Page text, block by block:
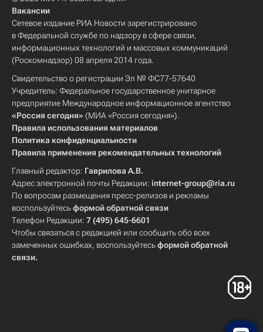
Вакансии
Сетевое издание РИА Новости зарегистрировано
в Федеральной службе по надзору в сфере связи,
информационных технологий и массовых коммуникаций
(Роскомнадзор) 08 апреля 2014 года.
Свидетельство о регистрации Эл № ФС77-57640
Учредитель: Федеральное государственное унитарное
предприятие Международное информационное агентство
«Россия сегодня» (МИА «Россия сегодня»).
Правила использования материалов
Политика конфиденциальности
Правила применения рекомендательных технологий
Главный редактор: Гаврилова А.В.
Адрес электронной почты Редакции: internet-group@ria.ru
По вопросам размещения пресс-релизов и рекламы
воспользуйтесьформой обратной связи
Телефон Редакции: 7 (495) 645-6601
Чтобы связаться с редакцией или сообщить обо всех
замеченных ошибках, воспользуйтесьформой обратной
связи.